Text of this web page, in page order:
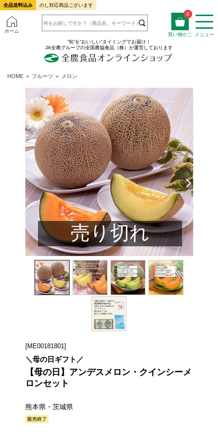
全品送料込み のし対応商品ございます
ホーム
0
買い物かご
メニュー
”旬”を”おいしい”タイミングでお届け！
JA全農グループの全国農協食品（株）が運営しております
HOME ＞ フルーツ ＞ メロン
売り切れ
[ME00181801]
＼母の日ギフト／
【母の日】アンデスメロン・クインシーメ
ロンセット
熊本県・茨城県